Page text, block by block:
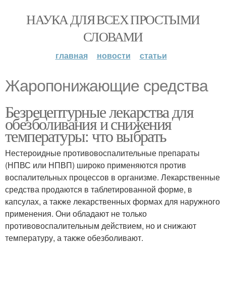
НАУКА ДЛЯ ВСЕХ ПРОСТЫМИ
СЛОВАМИ
главная новости статьи
Жаропонижающие средства
Безрецептурные лекарства для
обезболивания и снижения
температуры: что выбрать
Нестероидные противовоспалительные препараты
(НПВС или НПВП) широко применяются против
воспалительных процессов в организме. Лекарственные
средства продаются в таблетированной форме, в
капсулах, а также лекарственных формах для наружного
применения. Они обладают не только
противовоспалительным действием, но и снижают
температуру, а также обезболивают.